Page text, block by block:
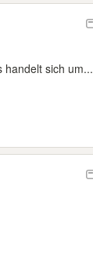
handelt sich um...